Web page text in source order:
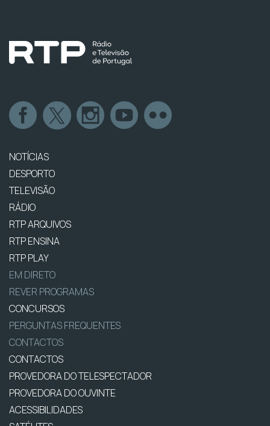
NOTÍCIAS
DESPORTO
TELEVISÃO
RÁDIO
RTP ARQUIVOS
RTP ENSINA
RTP PLAY
EM DIRETO
REVER PROGRAMAS
CONCURSOS
PERGUNTAS FREQUENTES
CONTACTOS
CONTACTOS
PROVEDORA DO TELESPECTADOR
PROVEDORA DO OUVINTE
ACESSIBILIDADES